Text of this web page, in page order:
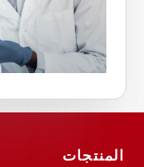
المنتجات